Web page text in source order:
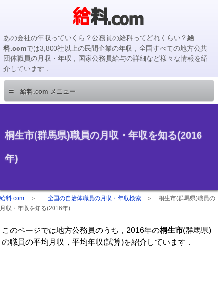
あの会社の年収っていくら？公務員の給料ってどれくらい？給
料.comでは3,800社以上の民間企業の年収，全国すべての地方公共
団体職員の月収・年収，国家公務員給与の詳細など様々な情報を紹
介しています．
≡ 給料.com メニュー
桐生市(群馬県)職員の月収・年収を知る(2016
年)
給料.com ＞ 全国の自治体職員の月収・年収検索 ＞ 桐生市(群馬県)職員の
月収・年収を知る(2016年)
このページでは地方公務員のうち，2016年の桐生市(群馬県)
の職員の平均月収，平均年収(試算)を紹介しています．